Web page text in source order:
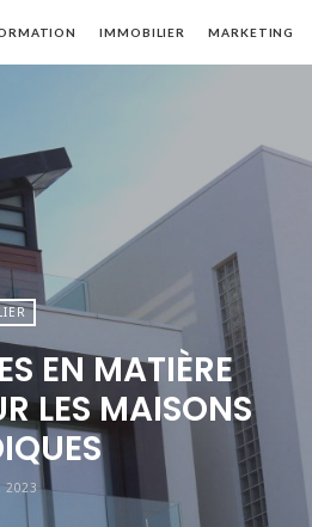
IMMOBILIER MARKETING
EN MATIÈRE
LES MAISONS
2023